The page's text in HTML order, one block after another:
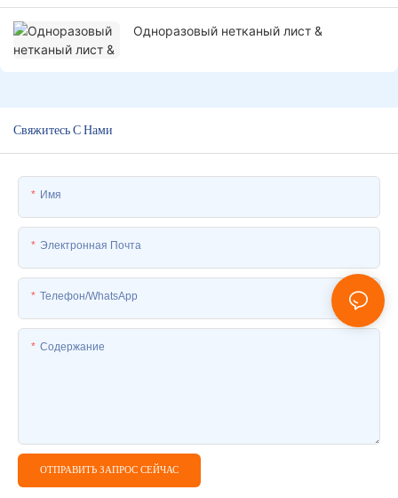
Одноразовый нетканый лист &
Свяжитесь С Нами
Имя
Электронная Почта
Телефон/WhatsApp
Содержание
ОТПРАВИТЬ ЗАПРОС СЕЙЧАС